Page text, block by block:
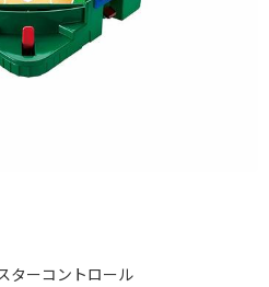
ターコントロール